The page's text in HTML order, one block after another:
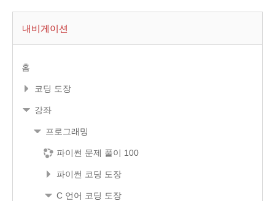
내비게이션
홈
코딩 도장
강좌
프로그래밍
파이썬 문제 풀이 100
파이썬 코딩 도장
C 언어 코딩 도장